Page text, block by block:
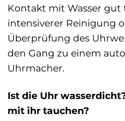
Kontakt mit Wasser gut
intensiverer Reinigung
Überprüfung des
den Gang zu einem
Uhrmacher.
Ist die Uhr
mit ihr tauchen?